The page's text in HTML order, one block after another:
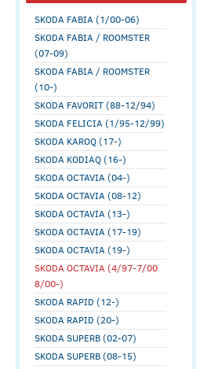
SKODA FABIA (1/00-06)
SKODA FABIA / ROOMSTER
(07-09)
SKODA FABIA / ROOMSTER
(10-)
SKODA FAVORIT (88-12/94)
SKODA FELICIA (1/95-12/99)
SKODA KAROQ (17-)
SKODA KODIAQ (16-)
SKODA OCTAVIA (04-)
SKODA OCTAVIA (08-12)
SKODA OCTAVIA (13-)
SKODA OCTAVIA (17-19)
SKODA OCTAVIA (19-)
SKODA OCTAVIA (4/97-7/00
8/00-)
SKODA RAPID (12-)
SKODA RAPID (20-)
SKODA SUPERB (02-07)
SKODA SUPERB (08-15)